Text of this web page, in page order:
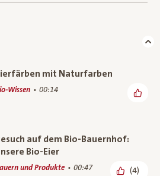
mit Naturfarben
Wissen 00:14
auf dem Bio-Bauernhof:
Bio-Eier
und Produkte 00:47 (4)